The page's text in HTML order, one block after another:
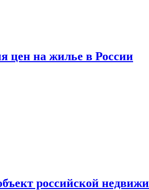
цен на жилье в России
российской